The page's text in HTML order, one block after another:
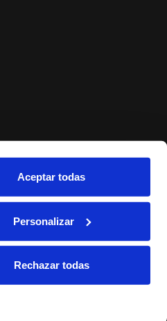
Aceptar todas
Personalizar
Rechazar todas